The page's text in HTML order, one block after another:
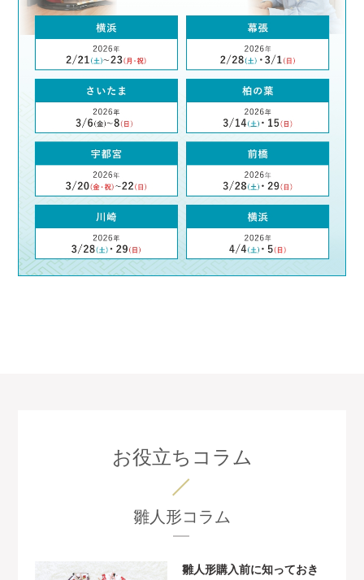
お役立ちコラム
雛人形コラム
雛人形購入前に知っておき